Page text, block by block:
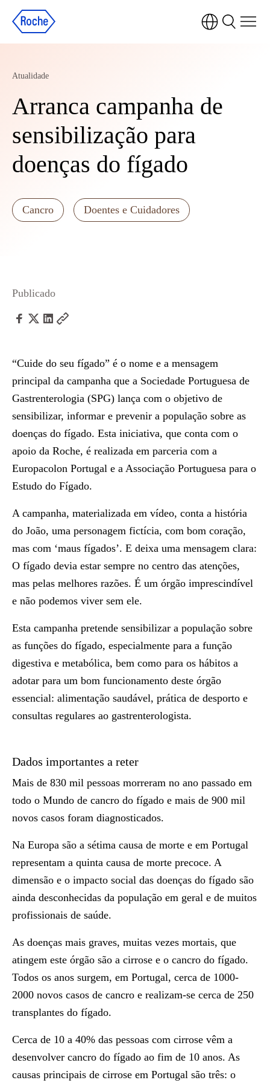
Atualidade
Arranca campanha de
sensibilização para
doenças do fígado
Cancro Doentes e Cuidadores
Publicado
“Cuide do seu fígado” é o nome e a mensagem
principal da campanha que a Sociedade Portuguesa de
Gastrenterologia (SPG) lança com o objetivo de
sensibilizar, informar e prevenir a população sobre as
doenças do fígado. Esta iniciativa, que conta com o
apoio da Roche, é realizada em parceria com a
Europacolon Portugal e a Associação Portuguesa para o
Estudo do Fígado.
A campanha, materializada em vídeo, conta a história
do João, uma personagem fictícia, com bom coração,
mas com ‘maus fígados’. E deixa uma mensagem clara:
O fígado devia estar sempre no centro das atenções,
mas pelas melhores razões. É um órgão imprescindível
e não podemos viver sem ele.
Esta campanha pretende sensibilizar a população sobre
as funções do fígado, especialmente para a função
digestiva e metabólica, bem como para os hábitos a
adotar para um bom funcionamento deste órgão
essencial: alimentação saudável, prática de desporto e
consultas regulares ao gastrenterologista.
Dados importantes a reter
Mais de 830 mil pessoas morreram no ano passado em
todo o Mundo de cancro do fígado e mais de 900 mil
novos casos foram diagnosticados.
Na Europa são a sétima causa de morte e em Portugal
representam a quinta causa de morte precoce. A
dimensão e o impacto social das doenças do fígado são
ainda desconhecidas da população em geral e de muitos
profissionais de saúde.
As doenças mais graves, muitas vezes mortais, que
atingem este órgão são a cirrose e o cancro do fígado.
Todos os anos surgem, em Portugal, cerca de 1000-
2000 novos casos de cancro e realizam-se cerca de 250
transplantes do fígado.
Cerca de 10 a 40% das pessoas com cirrose vêm a
desenvolver cancro do fígado ao fim de 10 anos. As
causas principais de cirrose em Portugal são três: o